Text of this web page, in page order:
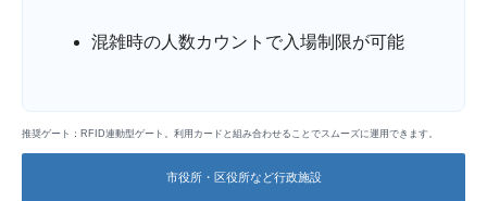
混雑時の人数カウントで入場制限が可能
推奨ゲート：RFID連動型ゲート。利用カードと組み合わせることでスムーズに運用できます。
市役所・区役所など行政施設